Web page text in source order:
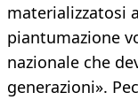
materializzatosi
piantumazione
nazionale che
generazioni».